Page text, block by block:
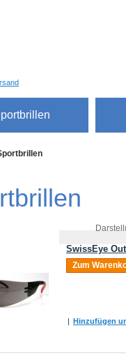
SwissEye
Zum
| Hinzufügen